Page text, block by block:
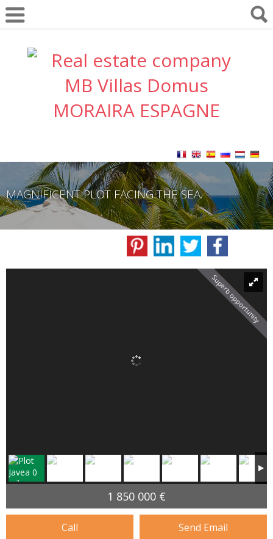
MAGNIFICENT PLOT FACING THE SEA.
Superb opportunity
1 850 000 €
Call Send Email